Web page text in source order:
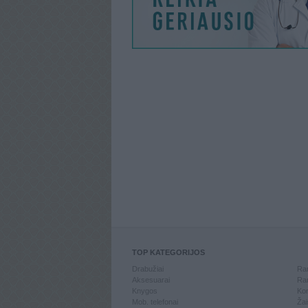
TOP KATEGORIJOS
Knygos
Mob. telefonai